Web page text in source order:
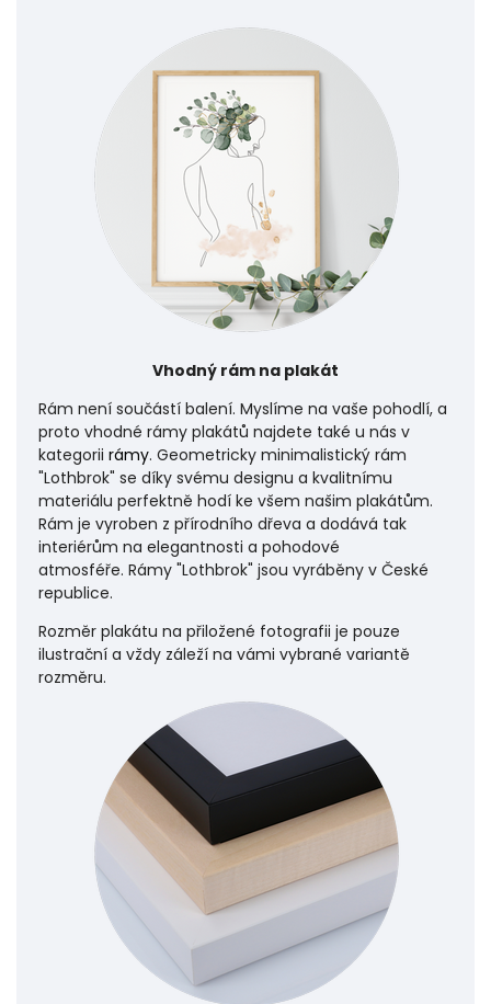
Vhodný rám na plakát
Rám není součástí balení. Myslíme na vaše pohodlí, a
proto vhodné rámy plakátů najdete také u nás v
kategorii rámy. Geometricky minimalistický rám
"Lothbrok" se díky svému designu a kvalitnímu
materiálu perfektně hodí ke všem našim plakátům.
Rám je vyroben z přírodního dřeva a dodává tak
interiérům na elegantnosti a pohodové
atmosféře. Rámy "Lothbrok" jsou vyráběny v České
republice.
Rozměr plakátu na přiložené fotografii je pouze
ilustrační a vždy záleží na vámi vybrané variantě
rozměru.